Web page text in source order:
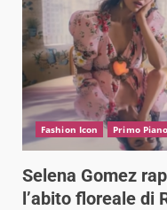
Fashion Icon Primo Piano
Selena Gomez
l’abito floreale di